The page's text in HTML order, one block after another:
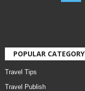
POPULAR CATEGORY
Travel Tips
Travel Publish